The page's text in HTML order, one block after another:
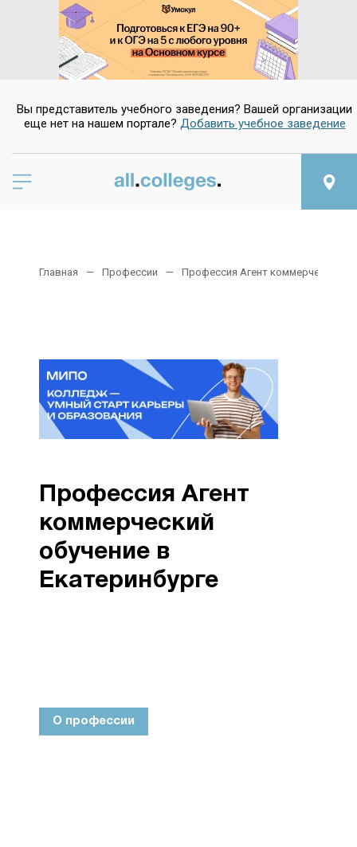
Вы представитель учебного заведения? Вашей организации
еще нет на нашем портале? Добавить учебное заведение
Главная Профессии Профессия Агент коммерческий
Профессия Агент
коммерческий
обучение в
Екатеринбурге
О профессии